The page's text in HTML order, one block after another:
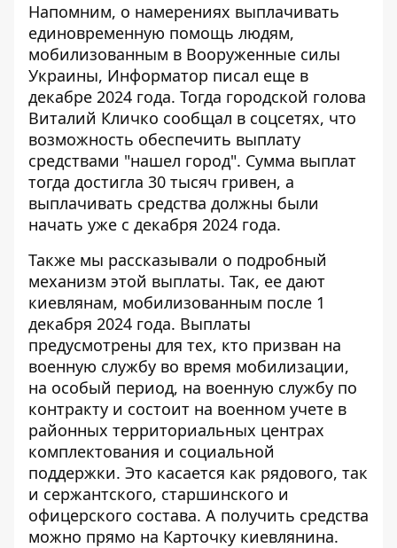
Напомним, о намерениях выплачивать
единовременную помощь людям,
мобилизованным в Вооруженные силы
Украины, Информатор писал еще в
декабре 2024 года. Тогда городской голова
Виталий Кличко сообщал в соцсетях, что
возможность обеспечить выплату
средствами "нашел город". Сумма выплат
тогда достигла 30 тысяч гривен, а
выплачивать средства должны были
начать уже с декабря 2024 года.
Также мы рассказывали о подробный
механизм этой выплаты. Так, ее дают
киевлянам, мобилизованным после 1
декабря 2024 года. Выплаты
предусмотрены для тех, кто призван на
военную службу во время мобилизации,
на особый период, на военную службу по
контракту и состоит на военном учете в
районных территориальных центрах
комплектования и социальной
поддержки. Это касается как рядового, так
и сержантского, старшинского и
офицерского состава. А получить средства
можно прямо на Карточку киевлянина.